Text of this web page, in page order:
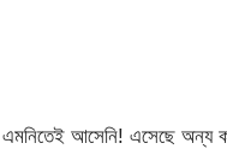
আসেনি! এসেছে অন্য